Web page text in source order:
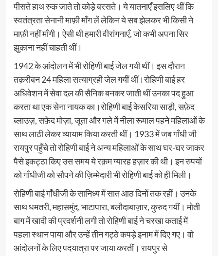
पीसते हाथ रुक जाते तो कोड़े बरसते। ये यातनाएँ इसलिए थीं कि
स्वतंत्रता सेनानी माफ़ी माँग लें लेकिन ये सब झेलकर भी किसी ने
माफ़ी नहीं माँगी। ऐसी थी हमारी वीरांगनाएँ, जो कभी अपना सिर
झुकाना नहीं चाहती थीं।
1942 के आंदोलन में भी रोहिणी बाई जेल गयी थीं। इस दौरान
तक़रीबन 24 महिला सत्याग्रही जेल गयीं थीं।रोहिणी बाई हर
अधिवेशन में सेवा दल की सैनिक बनकर जाती थीं उनका पद हुआ
करता था एक सेना नायक का।रोहिणी बाई केसरिया साड़ी, सफ़ेद
ब्लाउज़, सफ़ेद मोज़ा, जूता और गले में नीला रूमाल पहने महिलाओं के
साथ लाठी लेकर व्यायाम किया करती थीं। 1933 में जब गाँधी जी
रायपुर पहुँचे तो रोहिणी बाई ने अन्य महिलाओं के साथ घर-घर जाकर
पैसे इकट्ठा किए उस समय ये रक़म ग्यारह हज़ार की थी। इन रुपयों
को गाँधीजी को सौपने की ज़िम्मेदारी भी रोहिणी बाई को ही मिली।
रोहिणी बाई गाँधीजी के सानिध्य में सात आठ दिनों तक रहीं। उनके
साथ धमतरी, महासमुंद, भाटापारा, बलौदाबाज़ार, कुरुद गयीं। मोती
बाग में खादी की प्रदर्शनी लगी तो रोहिणी बाई ने चरखा कताई में
पहला स्थान पाया और उन्हें तीन गट्ठे कपड़े इनाम में दिए गए। वो
आंदोलनों के लिए पदयात्रा पर जाया करतीं। रायपुर से